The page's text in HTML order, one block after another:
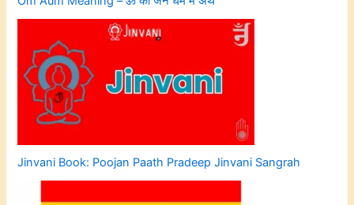
Jinvani Book: Poojan Paath Pradeep Jinvani Sangrah